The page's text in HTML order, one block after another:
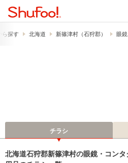
ら探す 北海道 新篠津村（石狩郡） 眼
チラシ
北海道石狩郡新篠津村の眼鏡・コンタ